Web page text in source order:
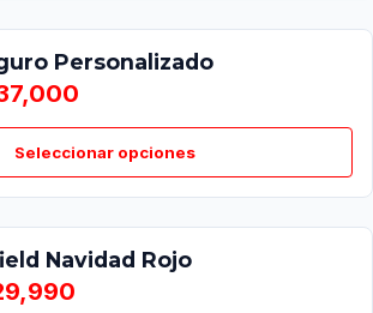
Personalizado
Seleccionar opciones
Navidad Rojo